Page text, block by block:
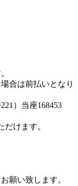
合は前払いとなり
）当座168453
けます。
願い致します。